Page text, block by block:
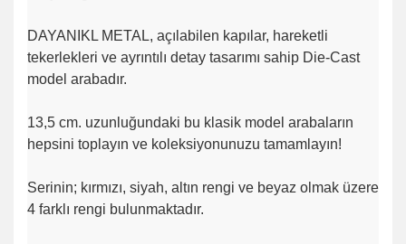
DAYANIKL METAL, açılabilen kapılar, hareketli
tekerlekleri ve ayrıntılı detay tasarımı sahip Die-Cast
model arabadır.
13,5 cm. uzunluğundaki bu klasik model arabaların
hepsini toplayın ve koleksiyonunuzu tamamlayın!
Serinin; kırmızı, siyah, altın rengi ve beyaz olmak üzere
4 farklı rengi bulunmaktadır.